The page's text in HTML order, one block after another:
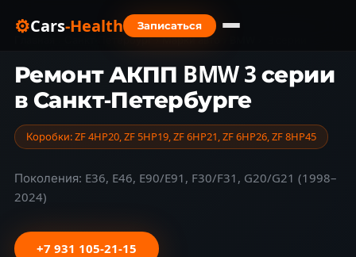
⚙Cars-Health
Записаться
Санкт-Петербург › Марки авто
Ремонт АКПП BMW 3 серии
в Санкт-Петербурге
Коробки: ZF 4HP20, ZF 5HP19, ZF 6HP21, ZF 6HP26, ZF 8HP45
Поколения: E36, E46, E90/E91, F30/F31, G20/G21 (1998–
2024)
+7 931 105-21-15